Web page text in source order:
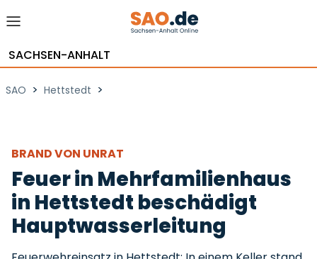
SACHSEN-ANHALT
SAO > Hettstedt >
BRAND VON UNRAT
Feuer in Mehrfamilienhaus
in Hettstedt beschädigt
Hauptwasserleitung